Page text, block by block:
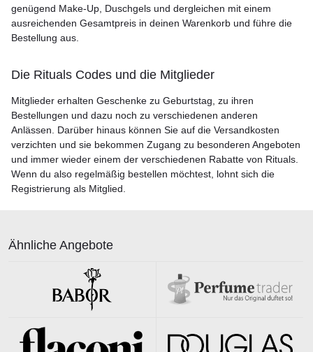
genügend Make-Up, Duschgels und dergleichen mit einem
ausreichenden Gesamtpreis in deinen Warenkorb und führe die
Bestellung aus.
Die Rituals Codes und die Mitglieder
Mitglieder erhalten Geschenke zu Geburtstag, zu ihren
Bestellungen und dazu noch zu verschiedenen anderen
Anlässen. Darüber hinaus können Sie auf die Versandkosten
verzichten und sie bekommen Zugang zu besonderen Angeboten
und immer wieder einem der verschiedenen Rabatte von Rituals.
Wenn du also regelmäßig bestellen möchtest, lohnt sich die
Registrierung als Mitglied.
Ähnliche Angebote